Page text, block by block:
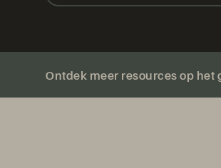
Ontdek meer resources op